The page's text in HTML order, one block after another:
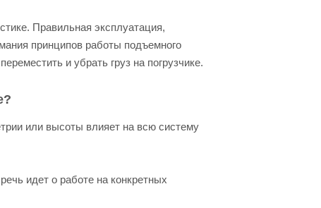
Правильная эксплуатация,
принципов работы подъемного
и убрать груз на погрузчике.
или высоты влияет на всю систему
идет о работе на конкретных